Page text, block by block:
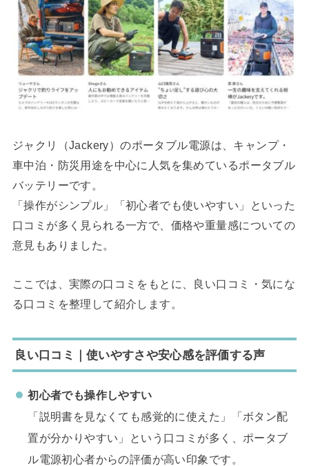
ジャクリ（Jackery）のポータブル電源は、キャンプ・
車中泊・防災用途を中心に人気を集めているポータブル
バッテリーです。
「操作がシンプル」「初心者でも使いやすい」といった
口コミが多く見られる一方で、価格や重量感についての
意見もありました。
ここでは、実際の口コミをもとに、良い口コミ・気にな
る口コミを整理して紹介します。
良い口コミ｜使いやすさや安心感を評価する声
初心者でも操作しやすい
「説明書を見なくても感覚的に使えた」「ボタン配
置が分かりやすい」という口コミが多く、ポータブ
ル電源初心者からの評価が高い印象です。